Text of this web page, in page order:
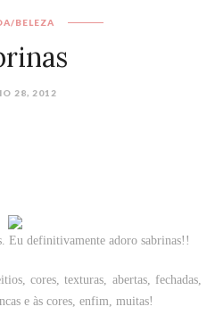
BELEZA
28, 2012
Eu definitivamente adoro sabrinas!!
cores, texturas, abertas, fechadas,
e às cores, enfim, muitas!